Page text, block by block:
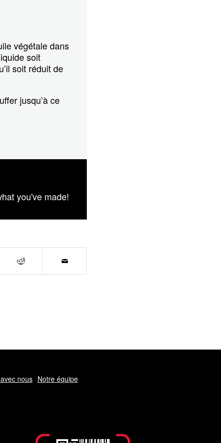
végétale dans
soit
soit réduit de
jusqu’à ce
you've made!
nous Notre équipe